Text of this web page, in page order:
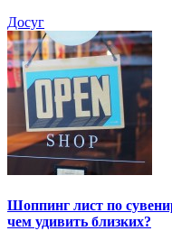
Досуг
Шоппинг лист по
чем удивить близких?